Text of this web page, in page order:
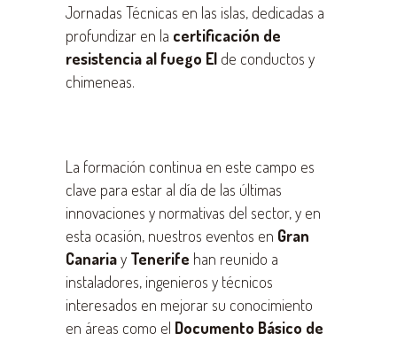
Jornadas Técnicas en las islas, dedicadas a
profundizar en la certificación de
resistencia al fuego EI de conductos y
chimeneas.
La formación continua en este campo es
clave para estar al día de las últimas
innovaciones y normativas del sector, y en
esta ocasión, nuestros eventos en Gran
Canariay Tenerife han reunido a
instaladores, ingenieros y técnicos
interesados en mejorar su conocimiento
en áreas como el Documento Básico de